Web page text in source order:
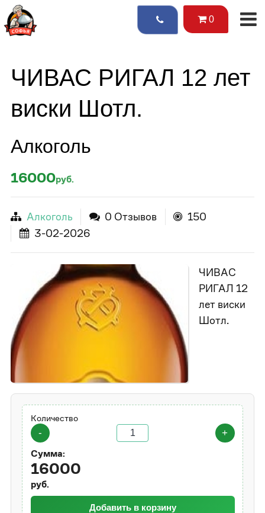
0
ЧИВАС РИГАЛ 12 лет
виски Шотл.
Алкоголь
16000руб.
Алкоголь 0 Отзывов
150
3-02-2026
ЧИВАС
РИГАЛ 12
лет виски
Шотл.
Количество
-
+
Сумма:
16000
руб.
Добавить в корзину